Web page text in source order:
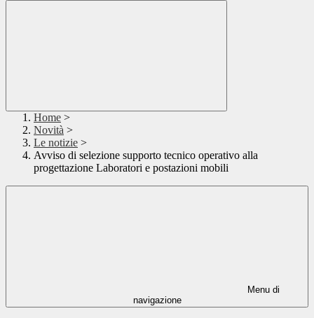
Home >
Novità >
Le notizie >
Avviso di selezione supporto tecnico operativo alla
progettazione Laboratori e postazioni mobili
Menu di
navigazione